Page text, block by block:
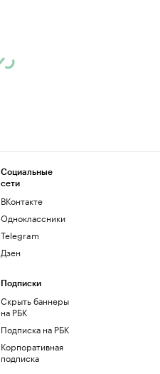
Социальные
сети
ВКонтакте
Одноклассники
Telegram
Дзен
Подписки
Скрыть баннеры
на РБК
Подписка на РБК
Корпоративная
подписка